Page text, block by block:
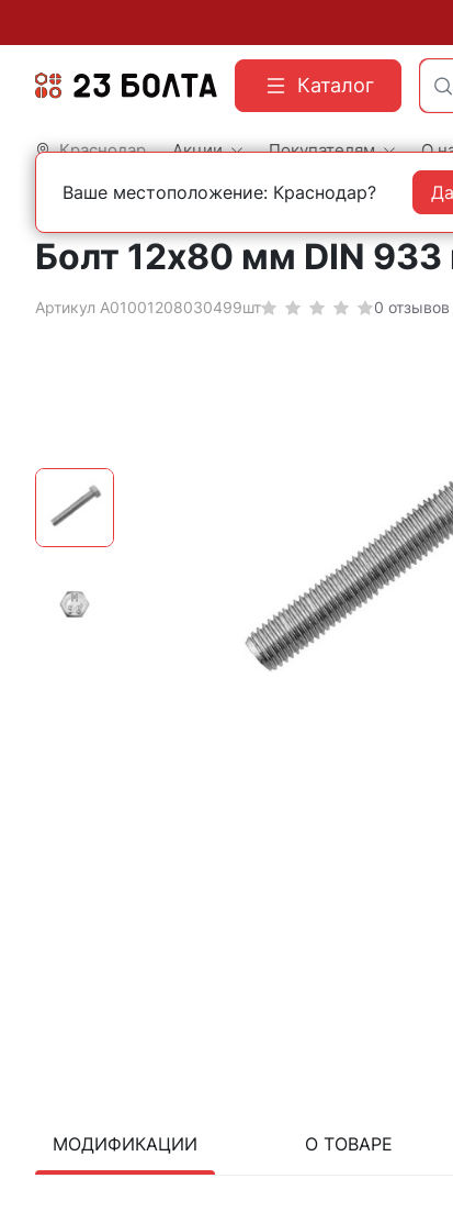
Каталог
Краснодар Акции Покупателям О
Главная Строительный крепеж Болты DIN 933 шестигранные с
Болт 12х80 мм DIN
Артикул А01001208030499шт 0 отзывов
МОДИФИКАЦИИ О ТОВАРЕ
Ваше местоположение: Краснодар? Да